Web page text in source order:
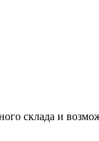
склада и